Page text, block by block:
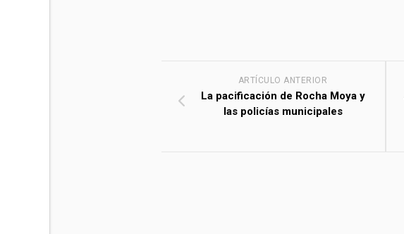
ARTÍCULO ANTERIOR
La pacificación de Rocha Moya y
las policías municipales